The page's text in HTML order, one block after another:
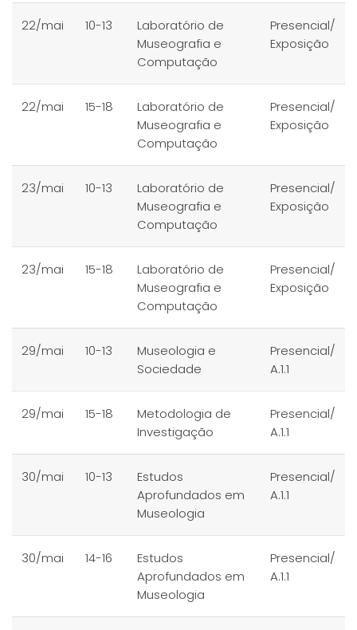
22/mai 10-13
Laboratório de
Museografia e
Computação
Presencial/
Exposição
22/mai 15-18
Laboratório de
Museografia e
Computação
Presencial/
Exposição
23/mai 10-13
Laboratório de
Museografia e
Computação
Presencial/
Exposição
23/mai 15-18
Laboratório de
Museografia e
Computação
Presencial/
Exposição
29/mai 10-13
Museologia e
Sociedade
Presencial/
A.1.1
29/mai 15-18
Metodologia de
Investigação
Presencial/
A.1.1
30/mai 10-13
Estudos
Aprofundados em
Museologia
Presencial/
A.1.1
30/mai 14-16
Estudos
Aprofundados em
Museologia
Presencial/
A.1.1